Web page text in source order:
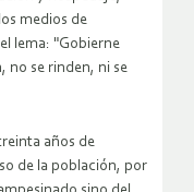
medios de
lema: "Gobierne
no se rinden, ni se
años de
de la población, por